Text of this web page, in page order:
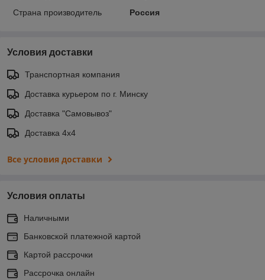
Страна производитель
Россия
Условия доставки
Транспортная компания
Доставка курьером по г. Минску
Доставка "Самовывоз"
Доставка 4х4
Все условия доставки
Условия оплаты
Наличными
Банковской платежной картой
Картой рассрочки
Рассрочка онлайн